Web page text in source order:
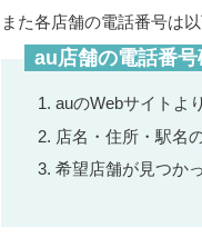
また各店舗の電話番号は
au店舗の電話番
auのWebサイトよ
店名・住所・駅名
希望店舗が見つか